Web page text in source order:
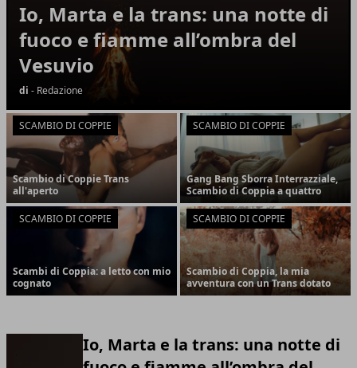
Io, Marta e la trans: una notte di
fuoco e fiamme all’ombra del
Vesuvio
di - Redazione
SCAMBIO DI COPPIE
Scambio di Coppie Trans
all'aperto
SCAMBIO DI COPPIE
Gang Bang Sborra Interrazziale,
Scambio di Coppia a quattro
SCAMBIO DI COPPIE
Scambi di Coppia: a letto con mio
cognato
SCAMBIO DI COPPIE
Scambio di Coppia, la mia
avventura con un Trans dotato
Io, Marta e la trans: una notte di